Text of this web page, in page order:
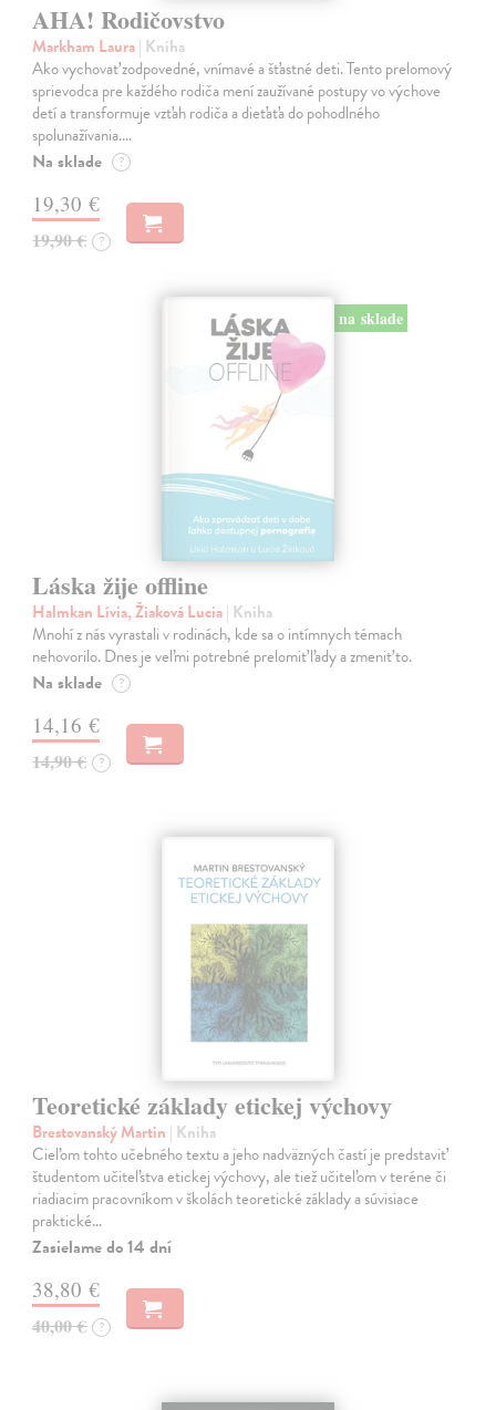
AHA! Rodičovstvo
Markham Laura| Kniha
Ako vychovať zodpovedné, vnímavé a šťastné deti. Tento prelomový
sprievodca pre každého rodiča mení zaužívané postupy vo výchove
detí a transformuje vzťah rodiča a dieťaťa do pohodlného
spolunažívania.…
Na sklade ?
19,30 €
19,90 € ?
na sklade
Láska žije offline
Halmkan Lívia, Žiaková Lucia| Kniha
Mnohí z nás vyrastali v rodinách, kde sa o intímnych témach
nehovorilo. Dnes je veľmi potrebné prelomiť ľady a zmeniť to.
Na sklade ?
14,16 €
14,90 € ?
Teoretické základy etickej výchovy
Brestovanský Martin | Kniha
Cieľom tohto učebného textu a jeho nadväzných častí je predstaviť
študentom učiteľstva etickej výchovy, ale tiež učiteľom v teréne či
riadiacim pracovníkom v školách teoretické základy a súvisiace
praktické…
Zasielame do 14 dní
38,80 €
40,00 € ?